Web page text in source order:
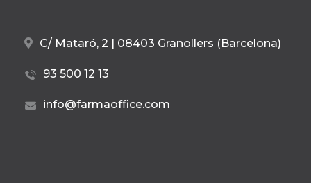
C/ Mataró, 2 | 08403 Granollers (Barcelona)
93 500 12 13
info@farmaoffice.com